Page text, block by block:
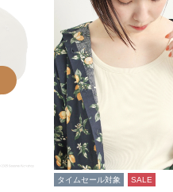
タイムセール対象 SALE